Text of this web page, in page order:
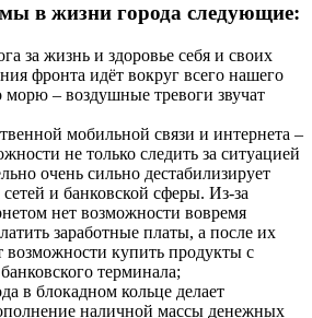
в жизни города следующие:
за жизнь и здоровье себя и своих
фронта идёт вокруг всего нашего
морю – воздушные тревоги звучат
мобильной связи и интернета –
не только следить за ситуацией
очень сильно дестабилизирует
и банковской сферы. Из-за
нет возможности вовремя
заработные платы, а после их
возможности купить продукты с
терминала;
в блокадном кольце делает
наличной массы денежных